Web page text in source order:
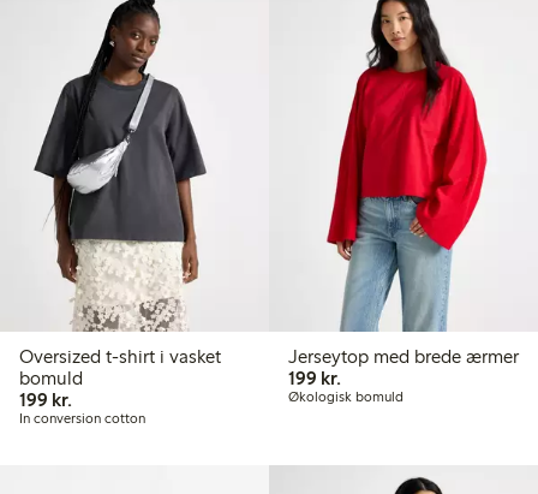
Oversized t-shirt i vasket
bomuld
199 kr.
In conversion cotton
Jerseytop med brede ærmer
199 kr.199,00 kr.
Økologisk bomuld